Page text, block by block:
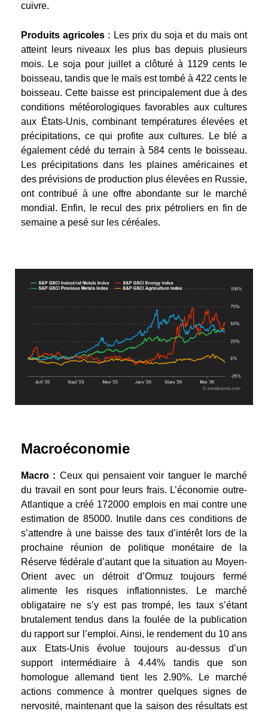
cuivre.
Produits agricoles : Les prix du soja et du maïs ont
atteint leurs niveaux les plus bas depuis plusieurs
mois. Le soja pour juillet a clôturé à 1129 cents le
boisseau, tandis que le maïs est tombé à 422 cents le
boisseau. Cette baisse est principalement due à des
conditions météorologiques favorables aux cultures
aux États-Unis, combinant températures élevées et
précipitations, ce qui profite aux cultures. Le blé a
également cédé du terrain à 584 cents le boisseau.
Les précipitations dans les plaines américaines et
des prévisions de production plus élevées en Russie,
ont contribué à une offre abondante sur le marché
mondial. Enfin, le recul des prix pétroliers en fin de
semaine a pesé sur les céréales.
Macroéconomie
Macro : Ceux qui pensaient voir tanguer le marché
du travail en sont pour leurs frais. L’économie outre-
Atlantique a créé 172000 emplois en mai contre une
estimation de 85000. Inutile dans ces conditions de
s’attendre à une baisse des taux d’intérêt lors de la
prochaine réunion de politique monétaire de la
Réserve fédérale d’autant que la situation au Moyen-
Orient avec un détroit d’Ormuz toujours fermé
alimente les risques inflationnistes. Le marché
obligataire ne s’y est pas trompé, les taux s’étant
brutalement tendus dans la foulée de la publication
du rapport sur l’emploi. Ainsi, le rendement du 10 ans
aux Etats-Unis évolue toujours au-dessus d’un
support intermédiaire à 4.44% tandis que son
homologue allemand tient les 2.90%. Le marché
actions commence à montrer quelques signes de
nervosité, maintenant que la saison des résultats est